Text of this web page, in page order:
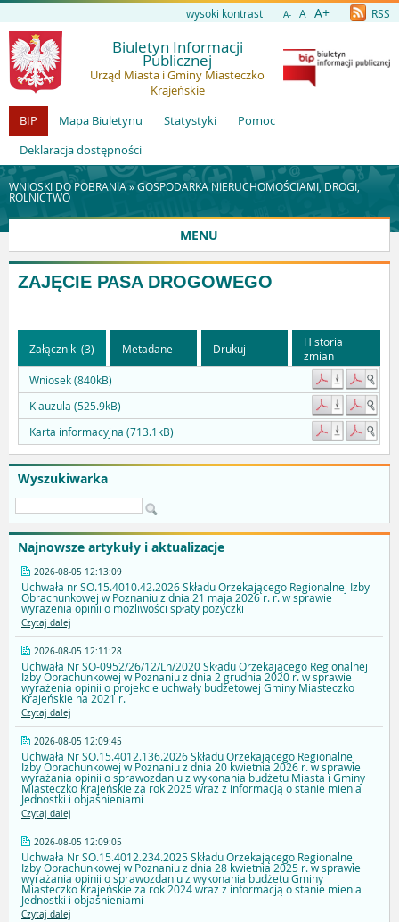
wysoki kontrast A- A A+ RSS
Biuletyn Informacji
Publicznej
Urząd Miasta i Gminy Miasteczko
Krajeńskie
BIP
Mapa Biuletynu Statystyki
Pomoc
Deklaracja dostępności
WNIOSKI DO POBRANIA »GOSPODARKA NIERUCHOMOŚCIAMI, DROGI,
ROLNICTWO
MENU
Wyszukiwarka
Najnowsze artykuły i aktualizacje
2026-08-05 12:13:09
Uchwała nr SO.15.4010.42.2026 Składu Orzekającego Regionalnej Izby
Obrachunkowej w Poznaniu z dnia 21 maja 2026 r. r. w sprawie
wyrażenia opinii o możliwości spłaty pożyczki
Czytaj dalej
2026-08-05 12:11:28
Uchwała Nr SO-0952/26/12/Ln/2020 Składu Orzekającego Regionalnej
Izby Obrachunkowej w Poznaniu z dnia 2 grudnia 2020 r. w sprawie
wyrażenia opinii o projekcie uchwały budżetowej Gminy Miasteczko
Krajeńskie na 2021 r.
Czytaj dalej
2026-08-05 12:09:45
Uchwała Nr SO.15.4012.136.2026 Składu Orzekającego Regionalnej
Izby Obrachunkowej w Poznaniu z dnia 20 kwietnia 2026 r. w sprawie
wyrażania opinii o sprawozdaniu z wykonania budżetu Miasta i Gminy
Miasteczko Krajeńskie za rok 2025 wraz z informacją o stanie mienia
Jednostki i objaśnieniami
Czytaj dalej
2026-08-05 12:09:05
Uchwała Nr SO.15.4012.234.2025 Składu Orzekającego Regionalnej
Izby Obrachunkowej w Poznaniu z dnia 28 kwietnia 2025 r. w sprawie
wyrażania opinii o sprawozdaniu z wykonania budżetu Gminy
Miasteczko Krajeńskie za rok 2024 wraz z informacją o stanie mienia
Jednostki i objaśnieniami
Czytaj dalej
ZAJĘCIE PASA DROGOWEGO
Załączniki (3) Metadane Drukuj
Historia
zmian
Wniosek (840kB)
Klauzula (525.9kB)
Karta informacyjna (713.1kB)